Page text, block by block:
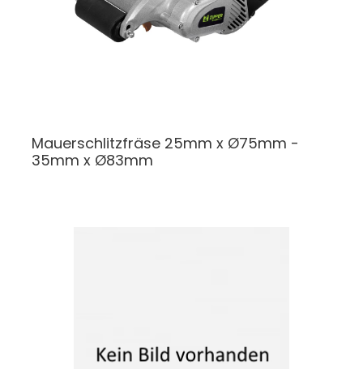
Mauerschlitzfräse 25mm x Ø75mm -
35mm x Ø83mm